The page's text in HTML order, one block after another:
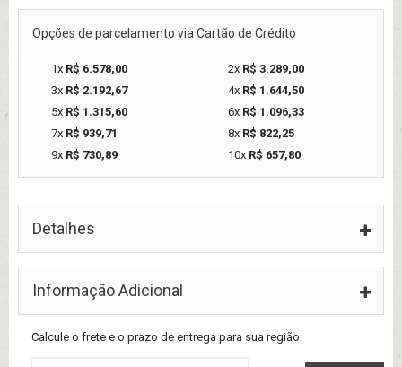
Opções de parcelamento via Cartão de Crédito
1x R$ 6.578,00 2x R$ 3.289,00
3x R$ 2.192,67 4x R$ 1.644,50
5x R$ 1.315,60 6x R$ 1.096,33
7x R$ 939,71 8x R$ 822,25
9x R$ 730,89 10x R$ 657,80
Detalhes
Informação Adicional
Calcule o frete e o prazo de entrega para sua região: